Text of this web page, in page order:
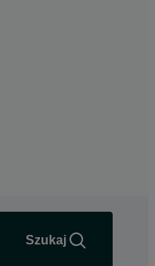
Szukaj